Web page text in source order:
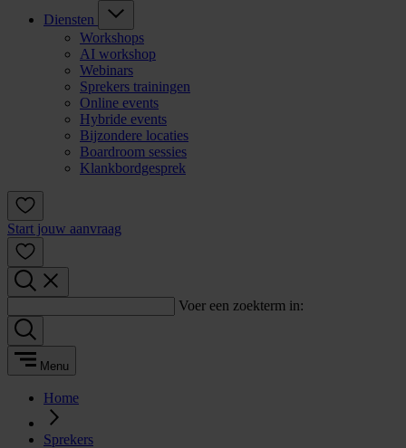
Diensten
Workshops
AI workshop
Webinars
Sprekers trainingen
Online events
Hybride events
Bijzondere locaties
Boardroom sessies
Klankbordgesprek
Start jouw aanvraag
Voer een zoekterm in:
Menu
Home
Sprekers